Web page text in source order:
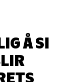
Å SI